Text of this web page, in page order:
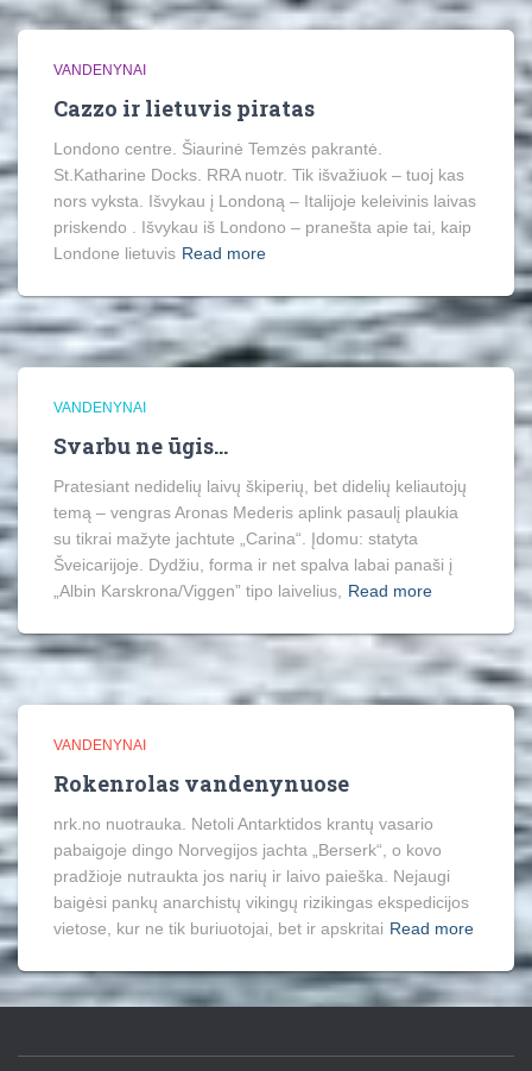
VANDENYNAI
Cazzo ir lietuvis piratas
Londono centre. Šiaurinė Temzės pakrantė.
St.Katharine Docks. RRA nuotr. Tik išvažiuok – tuoj kas
nors vyksta. Išvykau į Londoną – Italijoje keleivinis laivas
priskendo . Išvykau iš Londono – pranešta apie tai, kaip
Londone lietuvis Read more
VANDENYNAI
Svarbu ne ūgis…
Pratesiant nedidelių laivų škiperių, bet didelių keliautojų
temą – vengras Aronas Mederis aplink pasaulį plaukia
su tikrai mažyte jachtute „Carina“. Įdomu: statyta
Šveicarijoje. Dydžiu, forma ir net spalva labai panaši į
„Albin Karskrona/Viggen” tipo laivelius,
Read more
VANDENYNAI
Rokenrolas vandenynuose
nrk.no nuotrauka. Netoli Antarktidos krantų vasario
pabaigoje dingo Norvegijos jachta „Berserk“, o kovo
pradžioje nutraukta jos narių ir laivo paieška. Nejaugi
baigėsi pankų anarchistų vikingų rizikingas ekspedicijos
vietose, kur ne tik buriuotojai, bet ir apskritai Read more